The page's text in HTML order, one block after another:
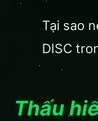
Tại sao
DISC
Thấu